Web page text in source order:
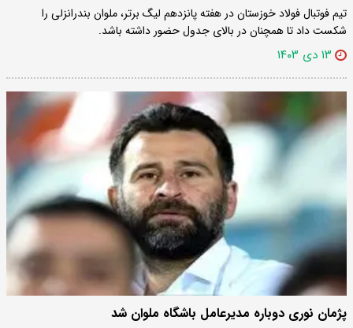
تیم فوتبال فولاد خوزستان در هفته پانزدهم لیگ برتر، ملوان بندرانزلی را
شکست داد تا همچنان در بالای جدول حضور داشته باشد.
۱۳ دی ۱۴۰۳
پژمان نوری دوباره مدیرعامل باشگاه ملوان شد